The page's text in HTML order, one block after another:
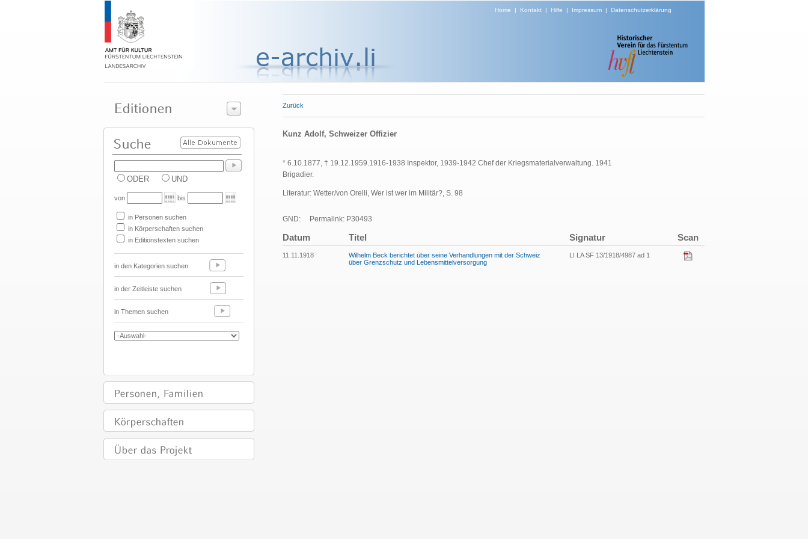
Home | Kontakt| Hilfe | Impressum| Datenschutzerklärung
ODER UND
von bis
in Personen suchen
in Körperschaften suchen
in Editionstexten suchen
in den Kategorien suchen
in der Zeitleiste suchen
in Themen suchen
Zurück
Kunz Adolf, Schweizer Offizier
* 6.10.1877, † 19.12.1959.1916-1938 Inspektor, 1939-1942 Chef der Kriegsmaterialverwaltung. 1941
Brigadier.
Literatur: Wetter/von Orelli, Wer ist wer im Militär?, S. 98
GND: Permalink: P30493
Datum Titel Signatur Scan
11.11.1918
Wilhelm Beck berichtet über seine Verhandlungen mit der Schweiz
über Grenzschutz und Lebensmittelversorgung
LI LA SF 13/1918/4987 ad 1